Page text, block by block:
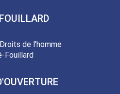
la
chaîne
le
compte
de l'homme
Fouillard